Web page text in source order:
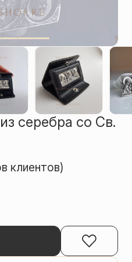
Цепи
Шнурки на
шею
серебра со Св.
клиентов)